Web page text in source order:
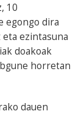
10
egongo dira
ezintasuna
doakoak
horretan
dauen